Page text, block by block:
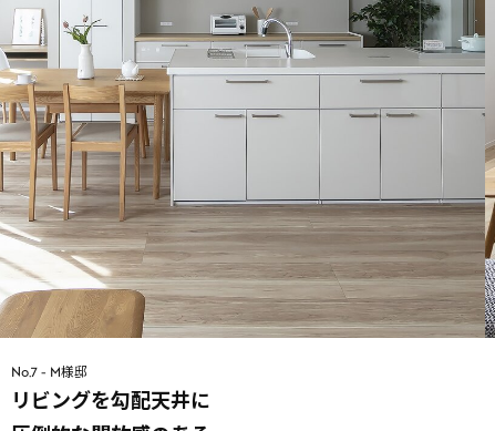
No.7 - M様邸
リビングを勾配天井に